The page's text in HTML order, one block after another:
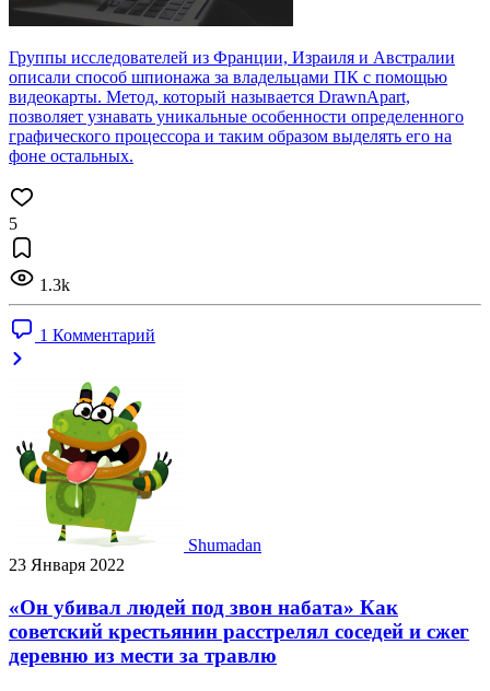
Группы исследователей из Франции, Израиля и Австралии
описали способ шпионажа за владельцами ПК с помощью
видеокарты. Метод, который называется DrawnApart,
позволяет узнавать уникальные особенности определенного
графического процессора и таким образом выделять его на
фоне остальных.
5
1.3k
1 Комментарий
Shumadan
23 Января 2022
«Он убивал людей под звон набата» Как
советский крестьянин расстрелял соседей и сжег
деревню из мести за травлю